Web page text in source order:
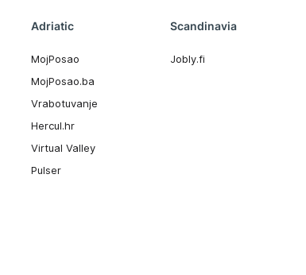
Adriatic
MojPosao
MojPosao.ba
Vrabotuvanje
Hercul.hr
Virtual Valley
Pulser
Scandinavia
Jobly.fi